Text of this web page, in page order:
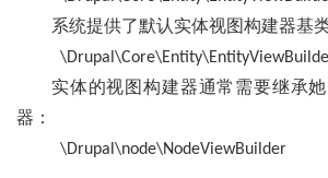
系统提供了默认实体视图构建器基类
实体的视图构建器通常需要继承
器：
\Drupal\node\NodeViewBuilder